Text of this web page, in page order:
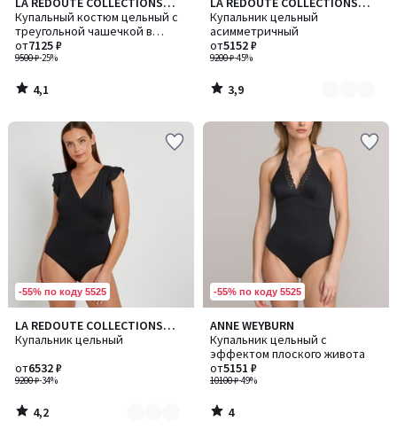
PLUS
Купальный костюм цельный с
треугольной чашечкой в
горошек
9500 ₽-25%
от7125 ₽
/ 5
4,1
/
PLUS
Купальник цельный
асимметричный
9200 ₽-45%
от5152 ₽
/ 5
Количество
цветов:
2
3,9
/
-55% по коду 5525
LA REDOUTE COLLECTIONS
PLUS
Купальник цельный
9200 ₽-34%
от6532 ₽
4,2
/ 5
Количество
цветов:
4,2
/
-55% по коду 5525
ANNE WEYBURN
Купальник цельный с
эффектом плоского живота
10100 ₽-49%
от5151 ₽
4
/
5
4
/